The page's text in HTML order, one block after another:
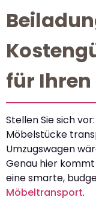
für
Stellen Sie sich
Möbelstücke
Umzugswagen
Genau hier kommt
eine smarte,
Möbeltransport.